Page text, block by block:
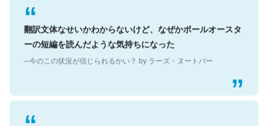
翻訳文体なせいかわからないけど、なぜかポールオースタ
ーの短編を読んだような気持ちになった
─今のこの状況が信じられるかい？ by ラーズ・ヌートバー